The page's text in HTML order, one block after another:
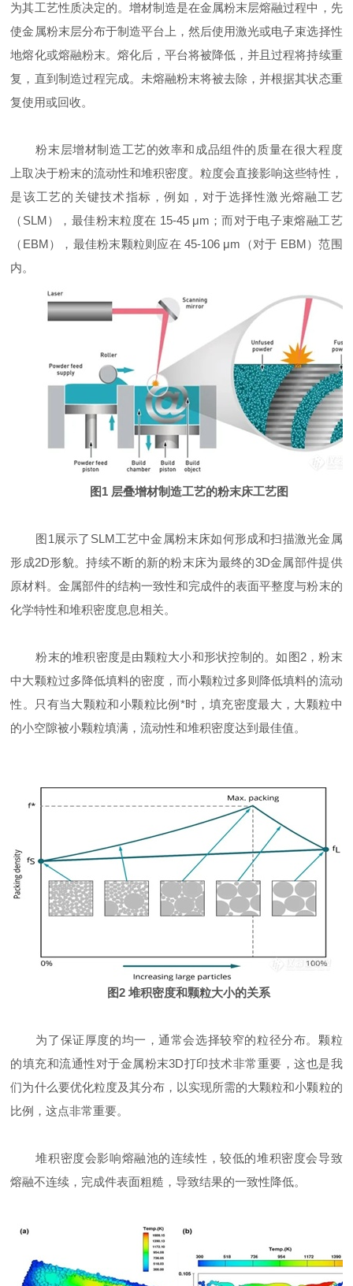
为其工艺性质决定的。增材制造是在金属粉末层熔融过程中，先
使金属粉末层分布于制造平台上，然后使用激光或电子束选择性
地熔化或熔融粉末。熔化后，平台将被降低，并且过程将持续重
复，直到制造过程完成。未熔融粉末将被去除，并根据其状态重
复使用或回收。
粉末层增材制造工艺的效率和成品组件的质量在很大程度
上取决于粉末的流动性和堆积密度。粒度会直接影响这些特性，
是该工艺的关键技术指标，例如，对于选择性激光熔融工艺
（SLM），最佳粉末粒度在 15-45 μm；而对于电子束熔融工艺
（EBM），最佳粉末颗粒则应在 45-106 μm（对于 EBM）范围
内。
图1 层叠增材制造工艺的粉末床工艺图
图1展示了SLM工艺中金属粉末床如何形成和扫描激光金属
形成2D形貌。持续不断的新的粉末床为最终的3D金属部件提供
原材料。金属部件的结构一致性和完成件的表面平整度与粉末的
化学特性和堆积密度息息相关。
粉末的堆积密度是由颗粒大小和形状控制的。如图2，粉末
中大颗粒过多降低填料的密度，而小颗粒过多则降低填料的流动
性。只有当大颗粒和小颗粒比例*时，填充密度最大，大颗粒中
的小空隙被小颗粒填满，流动性和堆积密度达到最佳值。
图2 堆积密度和颗粒大小的关系
为了保证厚度的均一，通常会选择较窄的粒径分布。颗粒
的填充和流通性对于金属粉末3D打印技术非常重要，这也是我
们为什么要优化粒度及其分布，以实现所需的大颗粒和小颗粒的
比例，这点非常重要。
堆积密度会影响熔融池的连续性，较低的堆积密度会导致
熔融不连续，完成件表面粗糙，导致结果的一致性降低。